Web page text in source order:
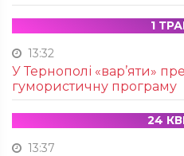
1
13:32
У Тернополі «вар’яти»
гумористичну програму
24
13:37